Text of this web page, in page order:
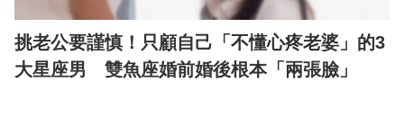
挑老公要謹慎！只顧自己「不懂心疼老婆」的3
大星座男 雙魚座婚前婚後根本「兩張臉」